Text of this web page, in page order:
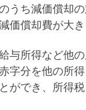
うち減価償却
価償却費が大
与所得など他の
字分を他の所
ができ、所得